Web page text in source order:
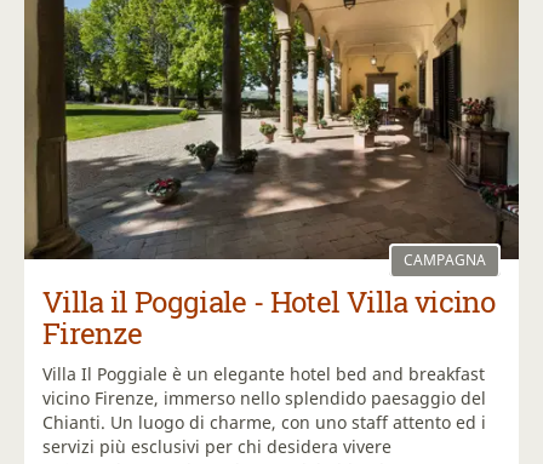
CAMPAGNA
Villa il Poggiale - Hotel Villa vicino
Firenze
Villa Il Poggiale è un elegante hotel bed and breakfast
vicino Firenze, immerso nello splendido paesaggio del
Chianti. Un luogo di charme, con uno staff attento ed i
servizi più esclusivi per chi desidera vivere